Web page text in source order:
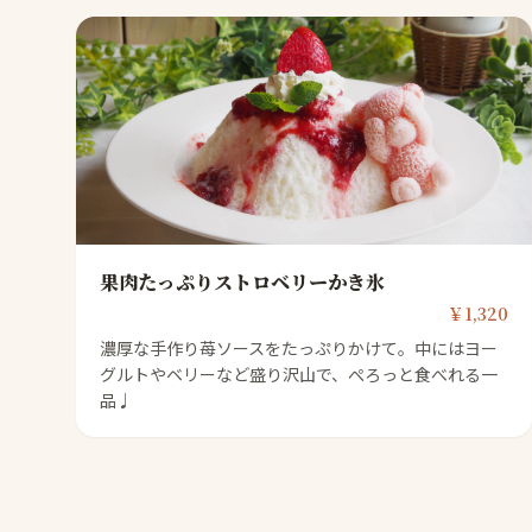
果肉たっぷりストロベリーかき氷
￥1,320
濃厚な手作り苺ソースをたっぷりかけて。中にはヨー
グルトやベリーなど盛り沢山で、ぺろっと食べれる一
品♩